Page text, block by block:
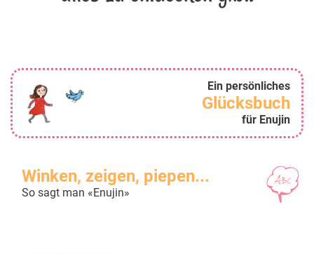
Ein persönliches
Glücksbuch
für Enujin
Winken, zeigen, piepen...
So sagt man «Enujin»